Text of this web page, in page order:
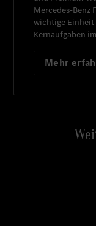
Mercedes-Benz
wichtige Einheit
Kernaufgaben
Mehr